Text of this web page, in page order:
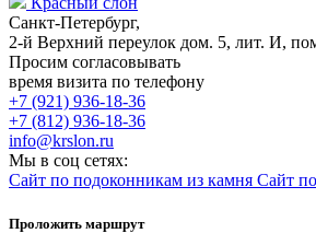
Санкт-Петербург,
2-й Верхний переулок дом. 5, лит. И,
Просим согласовывать
время визита по телефону
+7 (921) 936-18-36
+7 (812) 936-18-36
info@krslon.ru
Мы в соц сетях:
Сайт по подоконникам из камня Сайт
Проложить маршрут